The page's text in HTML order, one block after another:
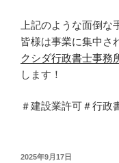
上記のような面倒な
皆様は事業に集中さ
クシダ行政書士事務
します！
＃建設業許可＃行政
投
2025年9月17日